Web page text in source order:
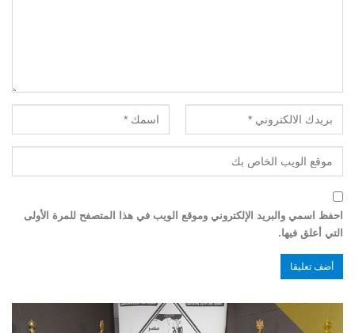
احفظ اسمي والبريد الإلكتروني وموقع الويب في هذا المتصفح للمرة الأولى
التي أعلق فيها.